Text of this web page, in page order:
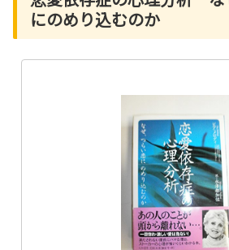
にのめり込むのか